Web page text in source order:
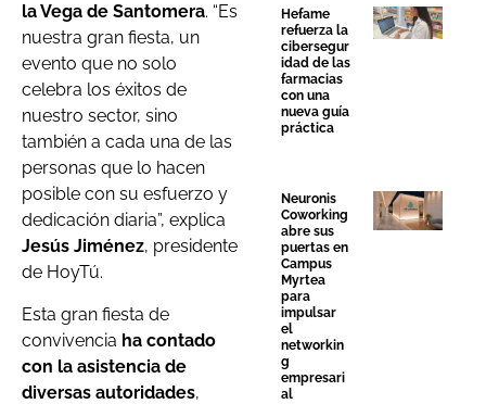
la Vega de Santomera. “Es
nuestra gran fiesta, un
evento que no solo
celebra los éxitos de
nuestro sector, sino
también a cada una de las
personas que lo hacen
posible con su esfuerzo y
dedicación diaria”, explica
Jesús Jiménez, presidente
de HoyTú.
Esta gran fiesta de
convivencia ha contado
con la asistencia de
diversas autoridades,
Hefame
refuerza la
cibersegur
idad de las
farmacias
con una
nueva guía
práctica
Neuronis
Coworking
abre sus
puertas en
Campus
Myrtea
para
impulsar
el
networkin
g
empresari
al